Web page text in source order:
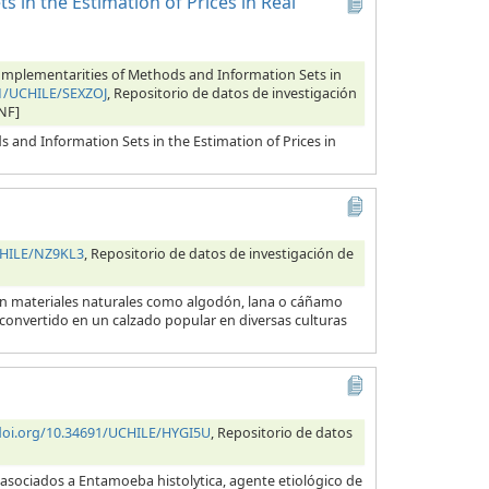
of Methods and Information Sets in
SEXZOJ, Repositorio de datos de investigación
and Information Sets in the Estimation of Prices in
NZ9KL3, Repositorio de datos de investigación de
naturales como algodón, lana o cáñamo
en un calzado popular en diversas culturas
10.34691/UCHILE/HYGI5U, Repositorio de datos
a Entamoeba histolytica, agente etiológico de